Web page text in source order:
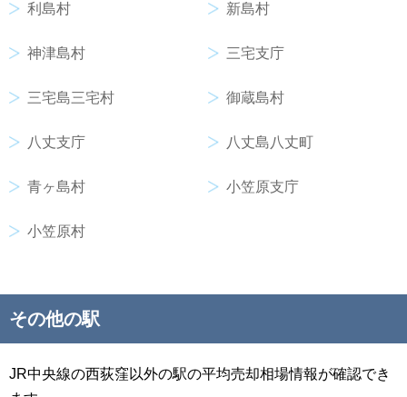
利島村 新島村
神津島村 三宅支庁
三宅島三宅村 御蔵島村
八丈支庁 八丈島八丈町
青ヶ島村 小笠原支庁
小笠原村
その他の駅
JR中央線の西荻窪以外の駅の平均売却相場情報が確認でき